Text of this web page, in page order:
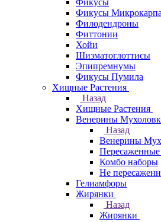
Фикусы
Фикусы Микрокарпа
Филодендроны
Фиттонии
Хойи
Шизматоглоттисы
Эпипремнумы
Фикусы Пумила
Хищные Растения
Назад
Хищные Растения
Венерины
Назад
Венерины
Комбо наборы
Не
Гелиамфоры
Жирянки
Назад
Жирянки